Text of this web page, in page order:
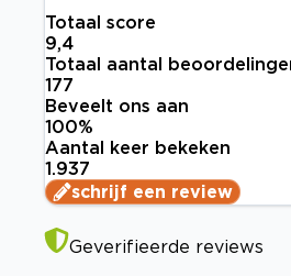
Totaal score
9,4
Totaal aantal
177
Beveelt ons aan
100%
Aantal keer bekeken
1.937
schrijf een review
Geverifieerde reviews